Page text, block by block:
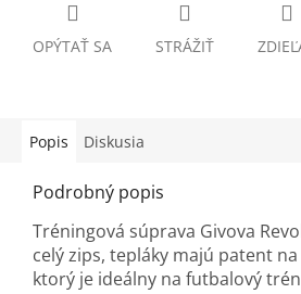
OPÝTAŤ SA STRÁŽIŤ
Popis Diskusia
Podrobný popis
Tréningová súprava Givova
celý zips, tepláky majú patent
ktorý je ideálny na futbalový